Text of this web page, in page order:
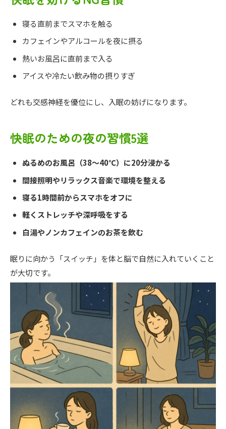
寝る直前までスマホを触る
カフェインやアルコールを夜に摂る
熱いお風呂に直前まで入る
アイスや冷たい飲み物の摂りすぎ
どれも交感神経を優位にし、入眠の妨げになります。
快眠のための夜の習慣5選
ぬるめのお風呂（38〜40℃）に20分浸かる
間接照明やリラックス音楽で環境を整える
寝る1時間前からスマホをオフに
軽くストレッチや深呼吸をする
白湯やノンカフェインのお茶を飲む
眠りに向かう「スイッチ」を体と脳で自然に入れていくこと
が大切です。